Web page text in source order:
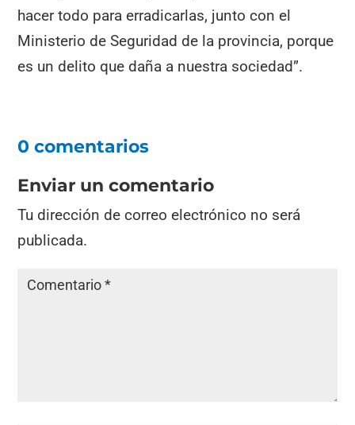
hacer todo para erradicarlas, junto con el
Ministerio de Seguridad de la provincia, porque
es un delito que daña a nuestra sociedad”.
0 comentarios
Enviar un comentario
Tu dirección de correo electrónico no será
publicada.